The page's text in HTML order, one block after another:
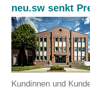
neu.sw senkt
Kundinnen und